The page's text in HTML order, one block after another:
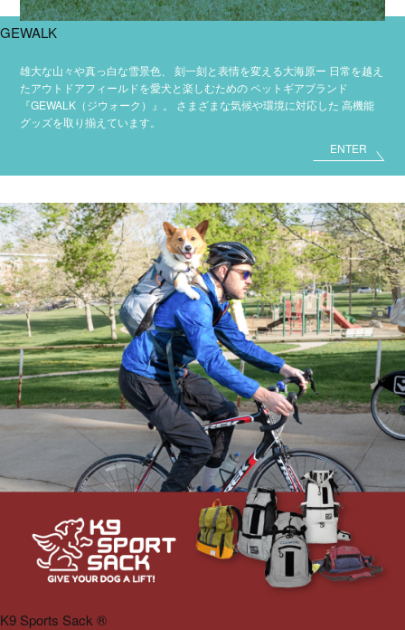
GEWALK
雄大な山々や真っ白な雪景色、 刻一刻と表情を変える大海原ー 日常を越え
たアウトドアフィールドを愛犬と楽しむためのペットギアブランド
『GEWALK（ジウォーク）』。
さまざまな気候や環境に対応した 高機能
グッズを取り揃えています。
ENTER
K9 Sports Sack ®